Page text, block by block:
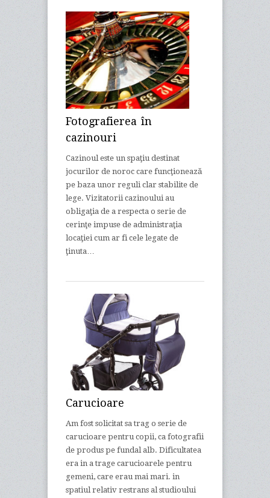
Fotografierea în
cazinouri
Cazinoul este un spaţiu destinat
jocurilor de noroc care funcţionează
pe baza unor reguli clar stabilite de
lege. Vizitatorii cazinoului au
obligaţia de a respecta o serie de
cerinţe impuse de administraţia
locaţiei cum ar fi cele legate de
ţinuta…
Carucioare
Am fost solicitat sa trag o serie de
carucioare pentru copii, ca fotografii
de produs pe fundal alb. Dificultatea
era in a trage carucioarele pentru
gemeni, care erau mai mari. in
spatiul relativ restrans al studioului